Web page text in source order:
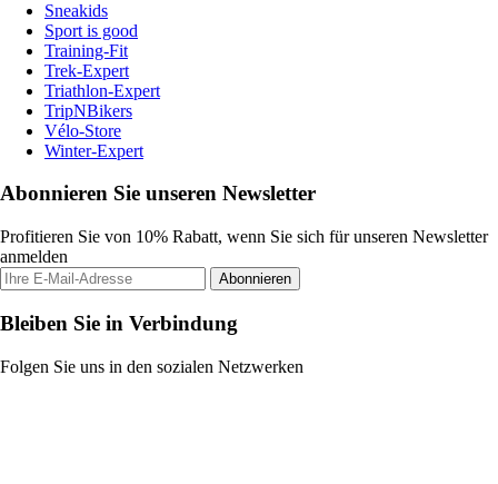
Sneakids
Sport is good
Training-Fit
Trek-Expert
Triathlon-Expert
TripNBikers
Vélo-Store
Winter-Expert
Abonnieren Sie unseren Newsletter
Profitieren Sie von 10% Rabatt, wenn Sie sich für unseren Newsletter
anmelden
Abonnieren
Bleiben Sie in Verbindung
Folgen Sie uns in den sozialen Netzwerken